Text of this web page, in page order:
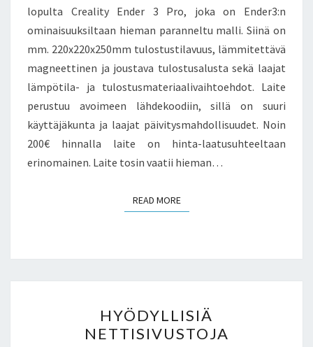
lopulta Creality Ender 3 Pro, joka on Ender3:n
ominaisuuksiltaan hieman paranneltu malli. Siinä on
mm. 220x220x250mm tulostustilavuus, lämmitettävä
magneettinen ja joustava tulostusalusta sekä laajat
lämpötila- ja tulostusmateriaalivaihtoehdot. Laite
perustuu avoimeen lähdekoodiin, sillä on suuri
käyttäjäkunta ja laajat päivitysmahdollisuudet. Noin
200€ hinnalla laite on hinta-laatusuhteeltaan
erinomainen. Laite tosin vaatii hieman…
READ MOREREAD MORE
NETTISIVUSTOJA
HYÖDYLLISIÄ
NETTISIVUSTOJA